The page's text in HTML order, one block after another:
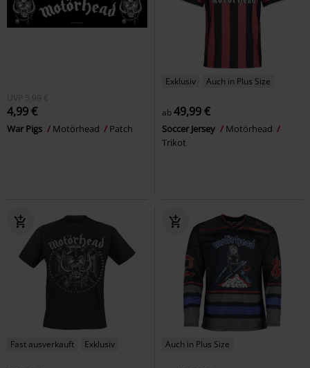
UVP 5,99 €
4,99 €
War Pigs Motörhead Patch
Exklusiv Auch in Plus Size
ab49,99 €
Soccer Jersey
Motörhead
Trikot
Fast ausverkauft Exklusiv Auch in Plus Size